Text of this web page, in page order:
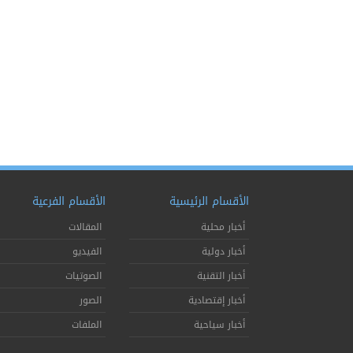
الأقسام الرئيسية
أخبار محلية
أخبار دولية
أخبار التقنية
أخبار إقتصادية
أخبار سياحية
الأقسام الفرعية
المقالات
الفيديو
الصوتيات
الصور
الملفات